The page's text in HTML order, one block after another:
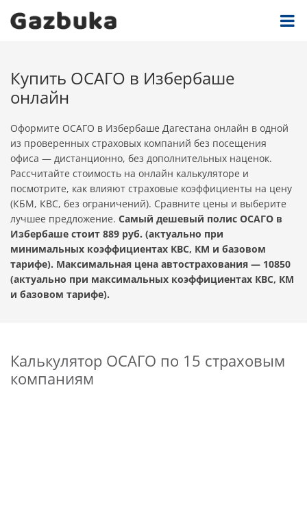
Купить ОСАГО в Избербаше
онлайн
Оформите ОСАГО в Избербаше Дагестана онлайн в одной
из проверенных страховых компаний без посещения
офиса — дистанционно, без дополнительных наценок.
Рассчитайте стоимость на онлайн калькуляторе и
посмотрите, как влияют страховые коэффициенты на цену
(КБМ, КВС, без ограничений). Сравните цены и выберите
лучшее предложение. Самый дешевый полис ОСАГО в
Избербаше стоит 889 руб. (актуально при
минимальных коэффициентах КВС, КМ и базовом
тарифе). Максимальная цена автострахования — 10850
(актуально при максимальных коэффициентах КВС, КМ
и базовом тарифе).
Калькулятор ОСАГО по 15 страховым
компаниям